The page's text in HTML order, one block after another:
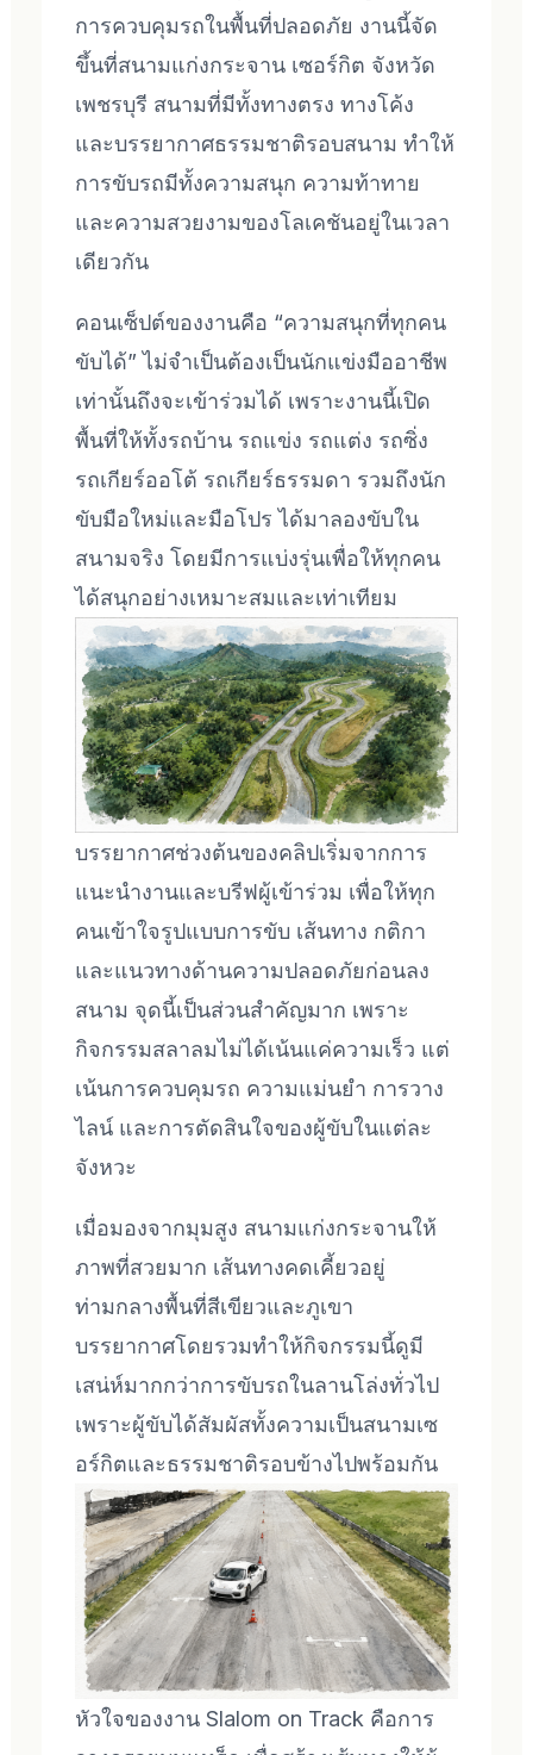
การควบคุมรถในพื้นที่ปลอดภัย งานนี้จัด
ขึ้นที่สนามแก่งกระจาน เซอร์กิต จังหวัด
เพชรบุรี สนามที่มีทั้งทางตรง ทางโค้ง
และบรรยากาศธรรมชาติรอบสนาม ทำให้
การขับรถมีทั้งความสนุก ความท้าทาย
และความสวยงามของโลเคชันอยู่ในเวลา
เดียวกัน
คอนเซ็ปต์ของงานคือ “ความสนุกที่ทุกคน
ขับได้” ไม่จำเป็นต้องเป็นนักแข่งมืออาชีพ
เท่านั้นถึงจะเข้าร่วมได้ เพราะงานนี้เปิด
พื้นที่ให้ทั้งรถบ้าน รถแข่ง รถแต่ง รถซิ่ง
รถเกียร์ออโต้ รถเกียร์ธรรมดา รวมถึงนัก
ขับมือใหม่และมือโปร ได้มาลองขับใน
สนามจริง โดยมีการแบ่งรุ่นเพื่อให้ทุกคน
ได้สนุกอย่างเหมาะสมและเท่าเทียม
บรรยากาศช่วงต้นของคลิปเริ่มจากการ
แนะนำงานและบรีฟผู้เข้าร่วม เพื่อให้ทุก
คนเข้าใจรูปแบบการขับ เส้นทาง กติกา
และแนวทางด้านความปลอดภัยก่อนลง
สนาม จุดนี้เป็นส่วนสำคัญมาก เพราะ
กิจกรรมสลาลมไม่ได้เน้นแค่ความเร็ว แต่
เน้นการควบคุมรถ ความแม่นยำ การวาง
ไลน์ และการตัดสินใจของผู้ขับในแต่ละ
จังหวะ
เมื่อมองจากมุมสูง สนามแก่งกระจานให้
ภาพที่สวยมาก เส้นทางคดเคี้ยวอยู่
ท่ามกลางพื้นที่สีเขียวและภูเขา
บรรยากาศโดยรวมทำให้กิจกรรมนี้ดูมี
เสน่ห์มากกว่าการขับรถในลานโล่งทั่วไป
เพราะผู้ขับได้สัมผัสทั้งความเป็นสนามเซ
อร์กิตและธรรมชาติรอบข้างไปพร้อมกัน
หัวใจของงาน Slalom on Track คือการ